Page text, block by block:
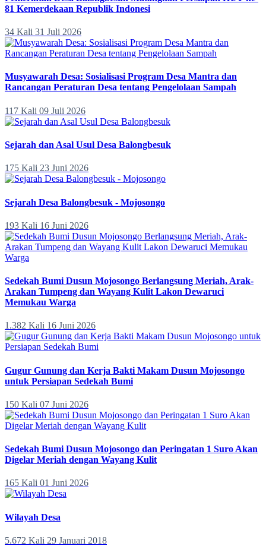
81 Kemerdekaan Republik Indonesi
34 Kali 31 Juli 2026
Musyawarah Desa: Sosialisasi Program Desa Mantra dan
Rancangan Peraturan Desa tentang Pengelolaan Sampah
117 Kali 09 Juli 2026
Sejarah dan Asal Usul Desa Balongbesuk
175 Kali 23 Juni 2026
Sejarah Desa Balongbesuk - Mojosongo
193 Kali 16 Juni 2026
Sedekah Bumi Dusun Mojosongo Berlangsung Meriah, Arak-
Arakan Tumpeng dan Wayang Kulit Lakon Dewaruci
Memukau Warga
1.382 Kali 16 Juni 2026
Gugur Gunung dan Kerja Bakti Makam Dusun Mojosongo
untuk Persiapan Sedekah Bumi
150 Kali 07 Juni 2026
Sedekah Bumi Dusun Mojosongo dan Peringatan 1 Suro Akan
Digelar Meriah dengan Wayang Kulit
165 Kali 01 Juni 2026
Wilayah Desa
5.672 Kali 29 Januari 2018